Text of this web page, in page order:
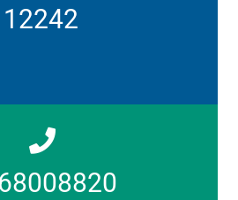
12242